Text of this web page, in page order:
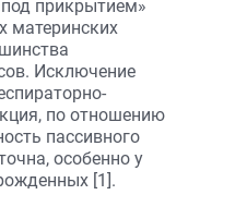
прикрытием»
материнских
Исключение
по отношению
пассивного
особенно у
[1].